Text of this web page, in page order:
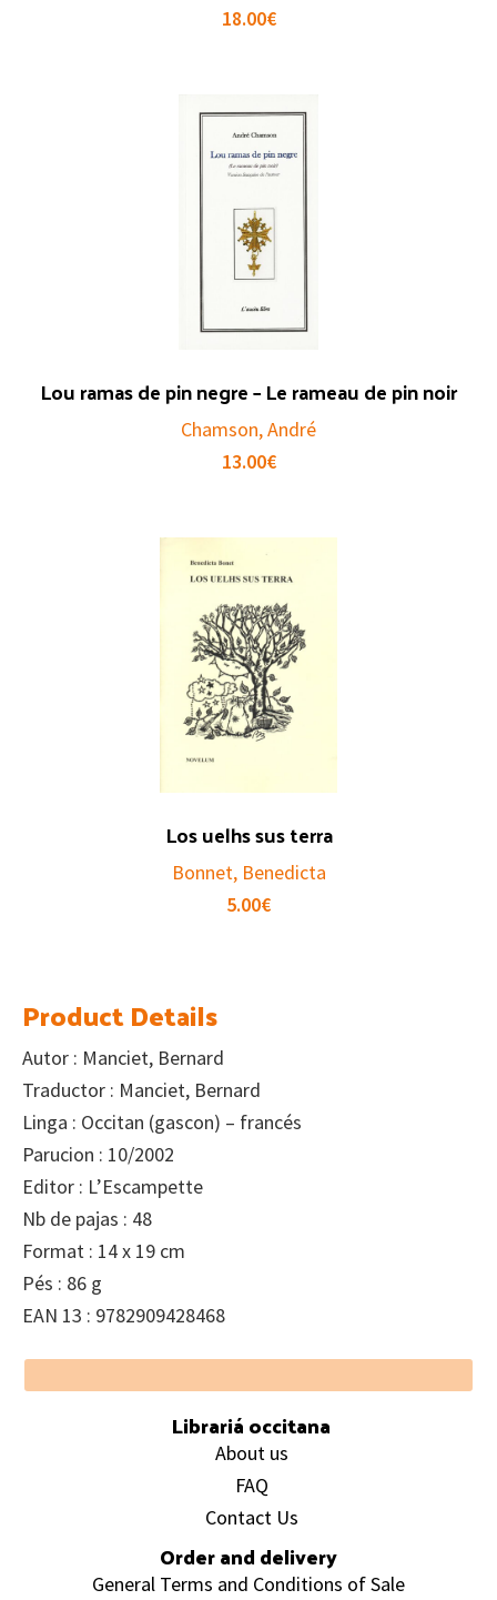
18.00€
Lou ramas de pin negre – Le rameau de pin noir
Chamson, André
13.00€
Los uelhs sus terra
Bonnet, Benedicta
5.00€
Product Details
Autor : Manciet, Bernard
Traductor : Manciet, Bernard
Linga : Occitan (gascon) – francés
Parucion : 10/2002
Editor : L’Escampette
Nb de pajas : 48
Format : 14 x 19 cm
Pés : 86 g
EAN 13 : 9782909428468
Footer
Librariá occitana
About us
FAQ
Contact Us
Order and delivery
General Terms and Conditions of Sale